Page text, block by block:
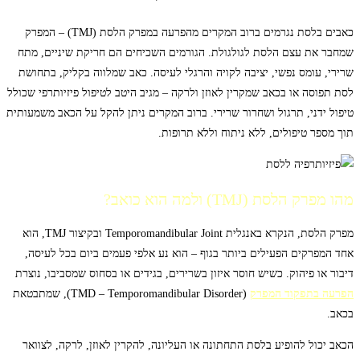
כאבים בלסת נגרמים ברוב המקרים מהפרעה במפרק הלסת (TMJ) – המפרק
שמחבר את עצם הלסת לגולגולת. הגורמים השכיחים הם חריקת שיניים, מתח
שרירי, עומס נפשי, יציבה לקויה והרגלי לעיסה. כאב שמלווה בקליק, בתחושת
לסת תפוסה או בכאב שמקרין לאוזן ולרקה – מגיב היטב לטיפול פיזיותרפי שכולל
טיפול ידני, תרגול ושחרור שרירי. ברוב המקרים ניתן להקל על הכאב משמעותית
תוך מספר טיפולים, ללא ניתוח וללא תרופות.
מהו מפרק הלסת (TMJ) ולמה הוא כואב?
מפרק הלסת, הנקרא באנגלית Temporomandibular Joint ובקיצור TMJ, הוא
אחד המפרקים הפעילים ביותר בגוף – הוא נע אלפי פעמים ביום בכל לעיסה,
דיבור או פיהוק. כשיש חוסר איזון בשרירים, בגידים או בסחוס שמסביבו, נוצרת
הפרעה בתפקוד המפרק
(TMD – Temporomandibular Disorder), שמתבטאת
בכאב.
הכאב יכול להופיע בלסת התחתונה או העליונה, להקרין לאוזן, לרקה, לצוואר